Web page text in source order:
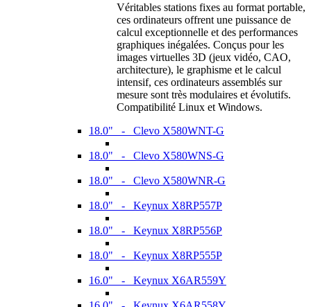
Véritables stations fixes au format portable,
ces ordinateurs offrent une puissance de
calcul exceptionnelle et des performances
graphiques inégalées. Conçus pour les
images virtuelles 3D (jeux vidéo, CAO,
architecture), le graphisme et le calcul
intensif, ces ordinateurs assemblés sur
mesure sont très modulaires et évolutifs.
Compatibilité Linux et Windows.
18.0" - Clevo X580WNT-G
18.0" - Clevo X580WNS-G
18.0" - Clevo X580WNR-G
18.0" - Keynux X8RP557P
18.0" - Keynux X8RP556P
18.0" - Keynux X8RP555P
16.0" - Keynux X6AR559Y